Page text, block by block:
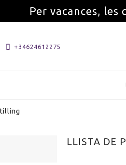
Per vacances,
+34624612275
LLISTA DE